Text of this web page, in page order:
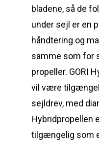
bladene, så de
under sejl er en
håndtering og
samme som for
propeller. GORI
vil være
sejldrev, med
Hybridpropellen
tilgængelig som